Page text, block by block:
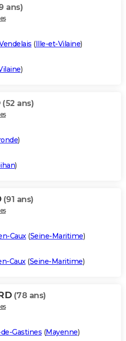
ans)
(Ille-et-Vilaine)
)
(52 ans)
)
)
(91 ans)
Caux(Seine-Maritime)
Caux(Seine-Maritime)
(78 ans)
Gastines (Mayenne)